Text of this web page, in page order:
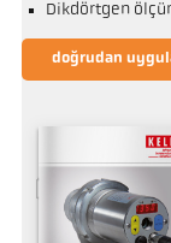
Dikdörtgen
doğrudan